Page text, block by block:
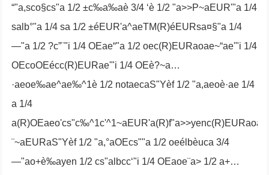
“"a,sco§cs"a 1/2 ±c‰a‰aè 3/4 ‘è 1/2 "a>>P~aEUR'"a 1/4
salb°"a 1/4 sa 1/2 ±éEUR'a^aeTM(R)éEURsa¤§"a 1/4
—"a 1/2 ?c”¨"i 1/4 OEae“"a 1/2 oec(R)EURaoae~“ae'"i 1/4
OEcoOEécc(R)EURae'"i 1/4 OEè?~a…
·aeoe‰ae^ae‰^1è 1/2 notaecaS"Yèf 1/2 "a,aeoè·ae 1/4
a 1/4
¨~aEURaS"Yèf 1/2 "a,°aOEcs""a 1/2 oeélbèuca 3/4
—"ao+è‰ayen 1/2 cs"albcc‘"i 1/4 OEaoe¨a> 1/2 a+…